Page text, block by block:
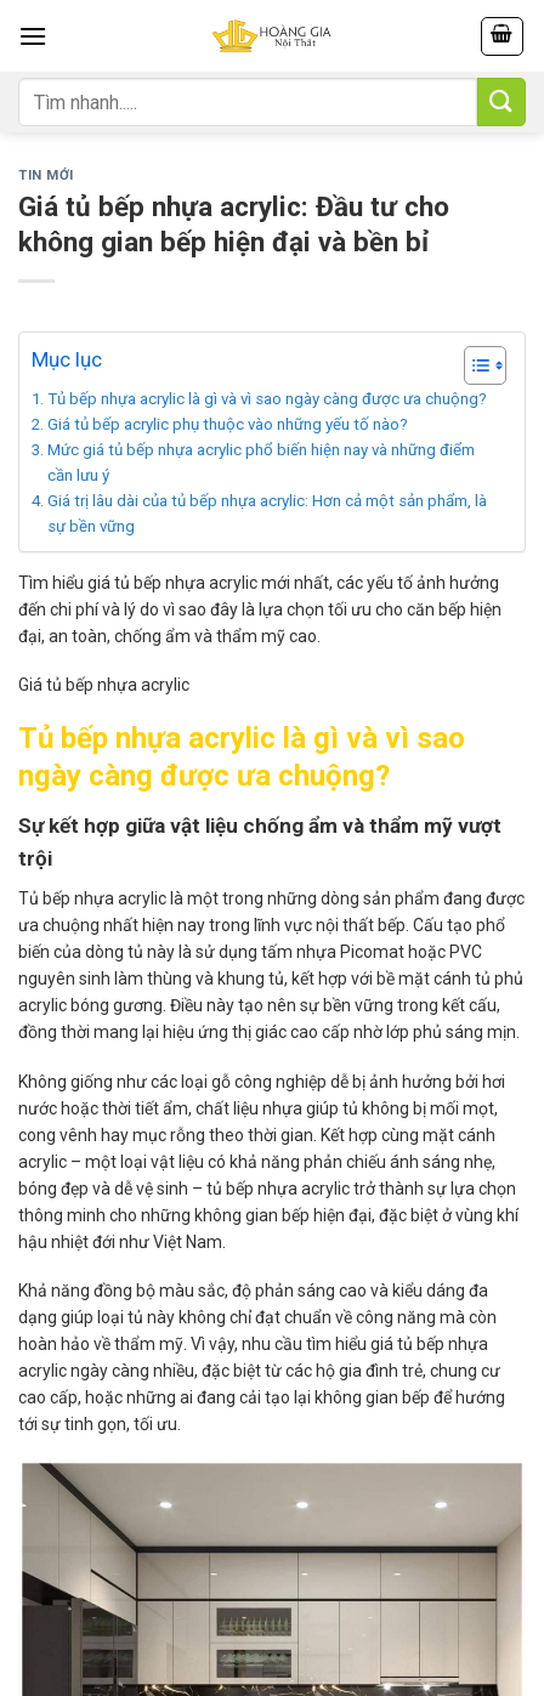
content
Tìm
kiếm:
TIN MỚI
Giá tủ bếp nhựa acrylic: Đầu tư cho
không gian bếp hiện đại và bền bỉ
Mục lục
Tủ bếp nhựa acrylic là gì và vì sao ngày càng được ưa chuộng?
Giá tủ bếp acrylic phụ thuộc vào những yếu tố nào?
Mức giá tủ bếp nhựa acrylic phổ biến hiện nay và những điểm
cần lưu ý
Giá trị lâu dài của tủ bếp nhựa acrylic: Hơn cả một sản phẩm, là
sự bền vững
Tìm hiểu giá tủ bếp nhựa acrylic mới nhất, các yếu tố ảnh hưởng
đến chi phí và lý do vì sao đây là lựa chọn tối ưu cho căn bếp hiện
đại, an toàn, chống ẩm và thẩm mỹ cao.
Giá tủ bếp nhựa acrylic
Tủ bếp nhựa acrylic là gì và vì sao
ngày càng được ưa chuộng?
Sự kết hợp giữa vật liệu chống ẩm và thẩm mỹ vượt
trội
Tủ bếp nhựa acrylic là một trong những dòng sản phẩm đang được
ưa chuộng nhất hiện nay trong lĩnh vực nội thất bếp. Cấu tạo phổ
biến của dòng tủ này là sử dụng tấm nhựa Picomat hoặc PVC
nguyên sinh làm thùng và khung tủ, kết hợp với bề mặt cánh tủ phủ
acrylic bóng gương. Điều này tạo nên sự bền vững trong kết cấu,
đồng thời mang lại hiệu ứng thị giác cao cấp nhờ lớp phủ sáng mịn.
Không giống như các loại gỗ công nghiệp dễ bị ảnh hưởng bởi hơi
nước hoặc thời tiết ẩm, chất liệu nhựa giúp tủ không bị mối mọt,
cong vênh hay mục rỗng theo thời gian. Kết hợp cùng mặt cánh
acrylic – một loại vật liệu có khả năng phản chiếu ánh sáng nhẹ,
bóng đẹp và dễ vệ sinh – tủ bếp nhựa acrylic trở thành sự lựa chọn
thông minh cho những không gian bếp hiện đại, đặc biệt ở vùng khí
hậu nhiệt đới như Việt Nam.
Khả năng đồng bộ màu sắc, độ phản sáng cao và kiểu dáng đa
dạng giúp loại tủ này không chỉ đạt chuẩn về công năng mà còn
hoàn hảo về thẩm mỹ. Vì vậy, nhu cầu tìm hiểu giá tủ bếp nhựa
acrylic ngày càng nhiều, đặc biệt từ các hộ gia đình trẻ, chung cư
cao cấp, hoặc những ai đang cải tạo lại không gian bếp để hướng
tới sự tinh gọn, tối ưu.